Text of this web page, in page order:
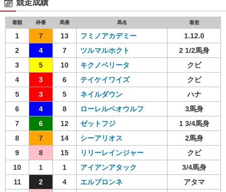
競走成績
着順 枠番 馬番 馬名 着差
1 7 13 フミノアカデミー
1.12.0
2
4 7 ツルマルホクト
2 1/2馬身
3
5 10 キクノベリータ
クビ
4
3 6 テイケイワイズ
クビ
5
3 5 ネイルダウン
ハナ
6
4 8 ローレルベオウルフ
3馬身
7
6 12 ゼットフジ
1 3/4馬身
8
7 14 シーアリオス
2馬身
9
8 15 リリーレインジャー
クビ
10
1 1 アイアンアタック
3/4馬身
11
2 4 エルブロンネ
アタマ